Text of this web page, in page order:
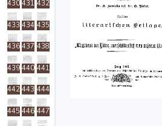
O projektu
Autoři
Nápověda
430 431 432
433 434 435
436 437 438
439 440 441
442 443 444
445 446 447